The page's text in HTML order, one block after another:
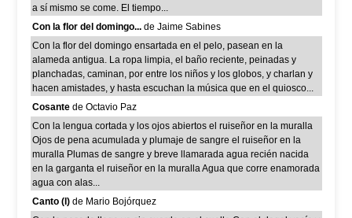
a sí mismo se come. El tiempo...
Con la flor del domingo... de Jaime Sabines
Con la flor del domingo ensartada en el pelo, pasean en la
alameda antigua. La ropa limpia, el baño reciente, peinadas y
planchadas, caminan, por entre los niños y los globos, y charlan y
hacen amistades, y hasta escuchan la música que en el quiosco...
Cosante de Octavio Paz
Con la lengua cortada y los ojos abiertos el ruiseñor en la muralla
Ojos de pena acumulada y plumaje de sangre el ruiseñor en la
muralla Plumas de sangre y breve llamarada agua recién nacida
en la garganta el ruiseñor en la muralla Agua que corre enamorada
agua con alas...
Canto (I) de Mario Bojórquez